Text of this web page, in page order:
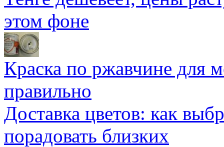
этом фоне
Краска по ржавчине для
правильно
Доставка цветов: как
порадовать близких